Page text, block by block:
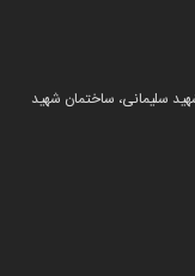
سلیمانی، ساختمان شهید